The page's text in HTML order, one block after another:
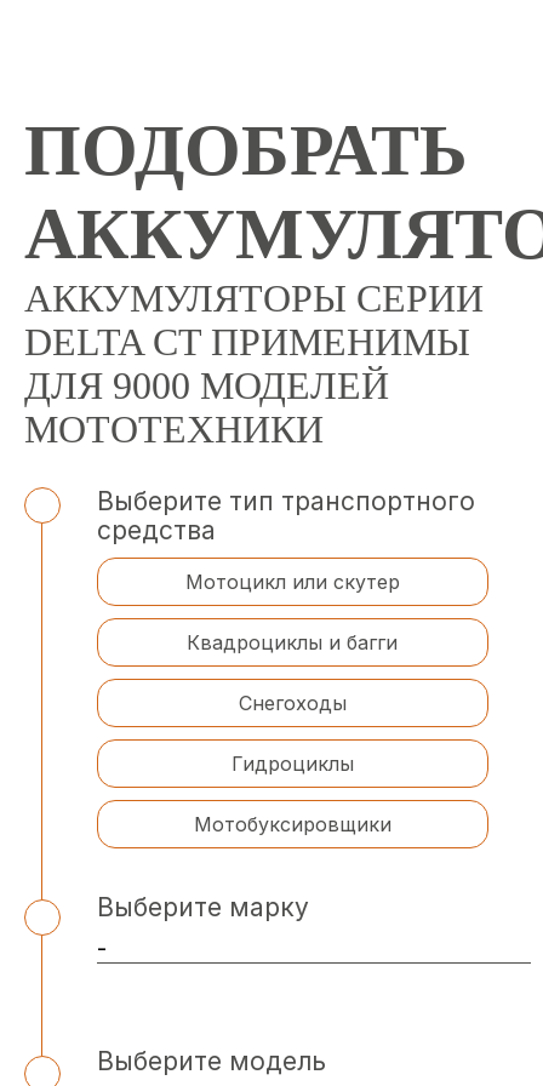
ПОДОБРАТЬ
АККУМУЛЯТОРЫ СЕРИИ
DELTA CT ПРИМЕНИМЫ
ДЛЯ 9000 МОДЕЛЕЙ
МОТОТЕХНИКИ
Выберите тип транспортного
средства
Мотоцикл или скутер
Квадроциклы и багги
Снегоходы
Гидроциклы
Мотобуксировщики
Выберите марку
Выберите модель